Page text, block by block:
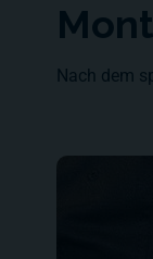
Nach dem